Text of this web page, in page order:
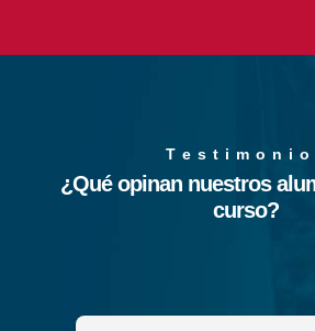
T e s t i m o n i o
¿Qué opinan nuestros
curso?